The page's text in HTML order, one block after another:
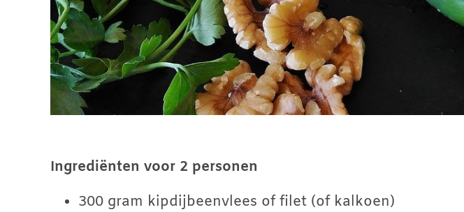
Ingrediënten voor 2 personen
300 gram kipdijbeenvlees of filet (of kalkoen)